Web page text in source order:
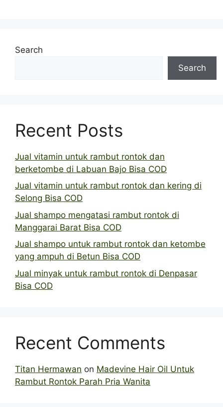
Search
Search
Recent Posts
Jual vitamin untuk rambut rontok dan
berketombe di Labuan Bajo Bisa COD
Jual vitamin untuk rambut rontok dan kering di
Selong Bisa COD
Jual shampo mengatasi rambut rontok di
Manggarai Barat Bisa COD
Jual shampo untuk rambut rontok dan ketombe
yang ampuh di Betun Bisa COD
Jual minyak untuk rambut rontok di Denpasar
Bisa COD
Recent Comments
Titan Hermawan on Madevine Hair Oil Untuk
Rambut Rontok Parah Pria Wanita